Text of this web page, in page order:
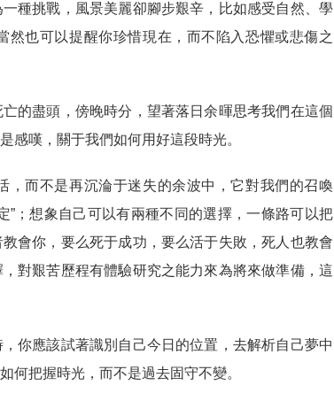
種挑戰，風景美麗卻腳步艱辛，比如感受自然、學
也可以提醒你珍惜現在，而不陷入恐懼或悲傷之
的盡頭，傍晚時分，望著落日余暉思考我們在這個
感嘆，關于我們如何用好這段時光。
，而不是再沉淪于迷失的余波中，它對我們的召喚
”；想象自己可以有兩種不同的選擇，一條路可以把
會你，要么死于成功，要么活于失敗，死人也教會
對艱苦歷程有體驗研究之能力來為將來做準備，這
你應該試著識別自己今日的位置，去解析自己夢中
何把握時光，而不是過去固守不變。